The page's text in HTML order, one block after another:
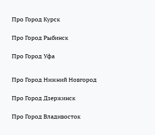
Про Город Курск
Про Город Рыбинск
Про Город Уфа
Про Город Нижний Новгород
Про Город Дзержинск
Про Город Владивосток